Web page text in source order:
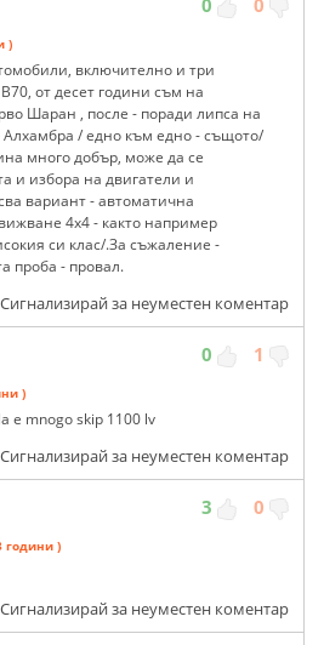
)
включително и три
от десет години съм на
Шаран , после - поради липса на
/ едно към едно - същото/
много добър, може да се
и избора на двигатели и
вариант - автоматична
4х4 - както например
си клас/.За съжаление -
проба - провал.
Сигнализирай за неуместен коментар
0 1
)
e mnogo skip 1100 lv
Сигнализирай за неуместен коментар
3 0
години )
Сигнализирай за неуместен коментар